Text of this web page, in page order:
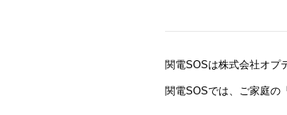
関電SOSは株式会社オプ
関電SOSでは、ご家庭の